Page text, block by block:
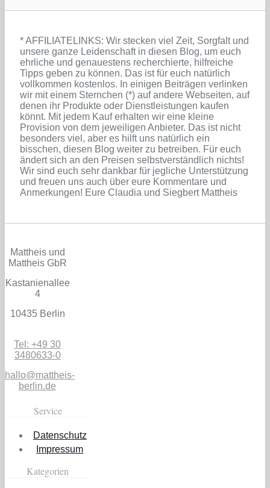
* AFFILIATELINKS: Wir stecken viel Zeit, Sorgfalt und
unsere ganze Leidenschaft in diesen Blog, um euch
ehrliche und genauestens recherchierte, hilfreiche
Tipps geben zu können. Das ist für euch natürlich
vollkommen kostenlos. In einigen Beiträgen verlinken
wir mit einem Sternchen (*) auf andere Webseiten, auf
denen ihr Produkte oder Dienstleistungen kaufen
könnt. Mit jedem Kauf erhalten wir eine kleine
Provision von dem jeweiligen Anbieter. Das ist nicht
besonders viel, aber es hilft uns natürlich ein
bisschen, diesen Blog weiter zu betreiben. Für euch
ändert sich an den Preisen selbstverständlich nichts!
Wir sind euch sehr dankbar für jegliche Unterstützung
und freuen uns auch über eure Kommentare und
Anmerkungen! Eure Claudia und Siegbert Mattheis
Mattheis und
Mattheis GbR
Kastanienallee
4
10435 Berlin
Tel: +49 30
3480633-0
hallo@mattheis-
berlin.de
Service
Datenschutz
Impressum
Kategorien